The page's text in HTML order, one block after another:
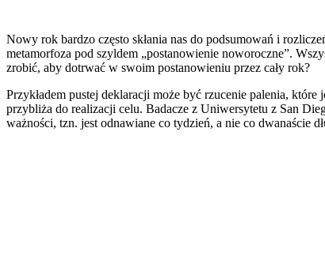
Nowy rok bardzo często skłania nas do podsumowań i
metamorfoza pod szyldem „postanowienie noworoczne”.
zrobić, aby dotrwać w swoim postanowieniu przez cały rok?
Przykładem pustej deklaracji może być rzucenie palenia,
przybliża do realizacji celu. Badacze z Uniwersytetu z San
ważności, tzn. jest odnawiane co tydzień, a nie co dwanaście